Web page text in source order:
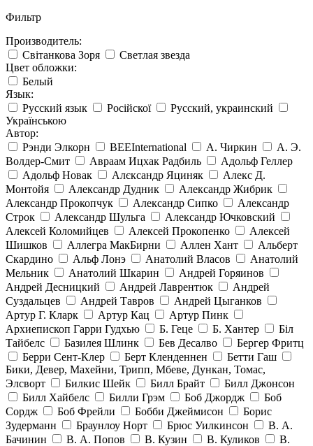
Фильтр
Производитель:
Світанкова Зоря
Светлая звезда
Цвет обложки:
Белый
Язык:
Русский язык
Російскої
Русский, украинский
Українською
Автор:
Рэнди Элкорн
BEEInternational А. Чиркин
А. Э.
Волдер-Смит
Авраам Ицхак Радбиль
Адольф Геллер
Адольф Новак
Алєксандр Яциняк
Алекс Д.
Монтойя
Александр Дудник
Александр Жибрик
Александр Прокопчук
Александр Сипко
Александр
Строк
Александр Шульга
Александр Ючковский
Алексей Коломийцев
Алексей Прокопенко
Алексей
Шишков
Аллегра МакБирни Аллен Хант
Альберт
Скардино
Альф Лонэ Анатолий Власов
Анатолий
Мельник
Анатолий Шкарин
Андрей Горяинов
Андрей Десницкий
Андрей Лаврентюк
Андрей
Суздальцев
Андрей Тавров
Андрей Цыганков
Артур Г. Кларк
Артур Кац
Артур Пинк
Архиепископ Гарри Гудхью
Б. Геце Б. Хантер
Біл
Тайбелс
Базилея Шлинк Бев Десалво
Бергер Фритц
Берри Сент-Клер
Берт Кленденнен
Бетти Гаш
Бики, Девер, Махейни, Трипп, Мбеве, Дункан, Томас,
Элсворт
Билкис Шейк Билл Брайт
Билл Джонсон
Билл Хайбелс
Билли Грэм Боб Джордж
Боб
Сордж
Боб Фрейли Бобби Джеймисон
Борис
Зудерманн
Браунлоу Норт Брюс Уилкинсон
В. А.
Бачинин
В. А. Попов В. Кузин В. Куликов
В.